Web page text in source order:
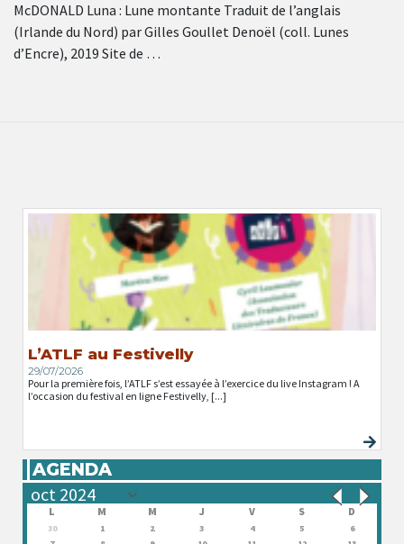
McDONALD Luna : Lune montante Traduit de l’anglais
(Irlande du Nord) par Gilles Goullet Denoël (coll. Lunes
d’Encre), 2019 Site de …
L’ATLF au Festivelly
29/07/2026
Pour la première fois, l’ATLF s’est essayée à l’exercice du live Instagram ! A
l’occasion du festival en ligne Festivelly, [...]
AGENDA
L M M J V S D
30 1 2 3 4 5
6